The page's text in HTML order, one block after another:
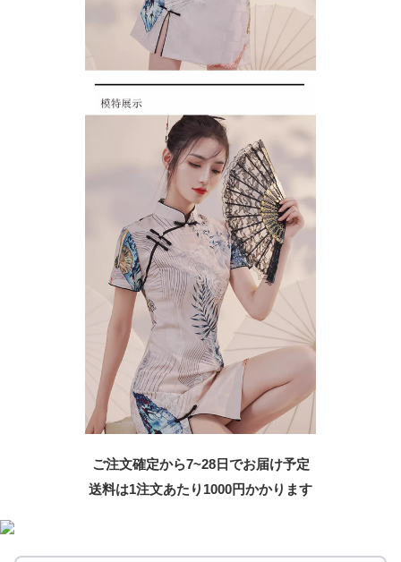
ご注文確定から7~28日でお届け予定
送料は1注文あたり 1000円かかります